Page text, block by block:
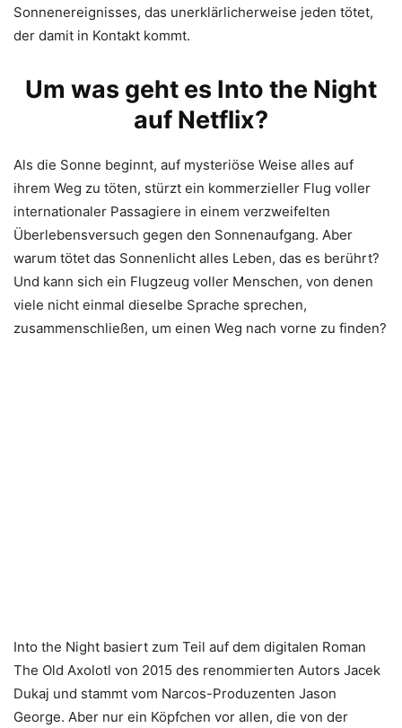
Sonnenereignisses, das unerklärlicherweise jeden tötet,
der damit in Kontakt kommt.
Um was geht es Into the Night
auf Netflix?
Als die Sonne beginnt, auf mysteriöse Weise alles auf
ihrem Weg zu töten, stürzt ein kommerzieller Flug voller
internationaler Passagiere in einem verzweifelten
Überlebensversuch gegen den Sonnenaufgang. Aber
warum tötet das Sonnenlicht alles Leben, das es berührt?
Und kann sich ein Flugzeug voller Menschen, von denen
viele nicht einmal dieselbe Sprache sprechen,
zusammenschließen, um einen Weg nach vorne zu finden?
Into the Night basiert zum Teil auf dem digitalen Roman
The Old Axolotl von 2015 des renommierten Autors Jacek
Dukaj und stammt vom Narcos-Produzenten Jason
George. Aber nur ein Köpfchen vor allen, die von der